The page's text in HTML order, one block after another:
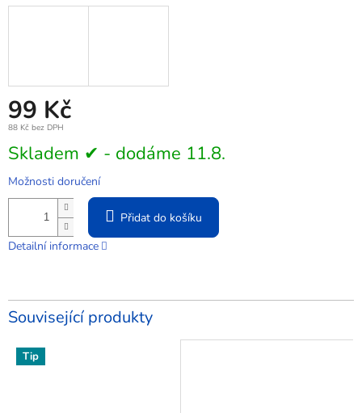
99 Kč
88 Kč bez DPH
Měrná
cena:
Skladem ✔ - dodáme 11.8.
Možnosti doručení
Přidat do košíku
Detailní informace
Související produkty
Tip